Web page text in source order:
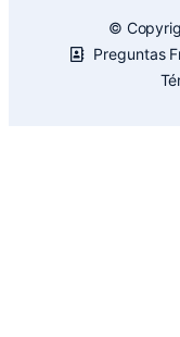
©
Preguntas